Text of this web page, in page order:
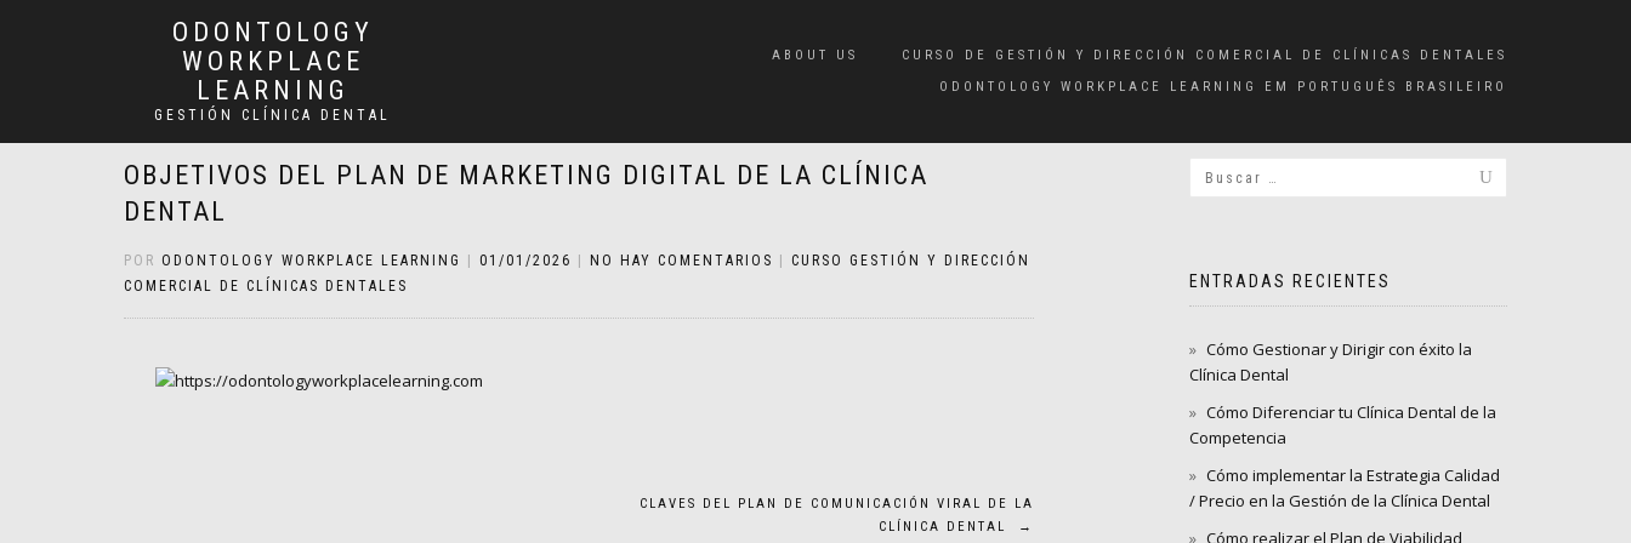
ODONTOLOGY
WORKPLACE
LEARNING
GESTIÓN CLÍNICA DENTAL
ABOUT US
CURSO DE GESTIÓN Y DIRECCIÓN COMERCIAL DE CLÍNICAS DENTALES
ODONTOLOGY WORKPLACE LEARNING EM PORTUGUÊS BRASILEIRO
OBJETIVOS DEL PLAN DE MARKETING DIGITAL DE LA CLÍNICA
DENTAL
POR ODONTOLOGY WORKPLACE LEARNING 01/01/2026 NO HAY COMENTARIOS
CURSO GESTIÓN Y DIRECCIÓN
COMERCIAL DE CLÍNICAS DENTALES
CLAVES DEL PLAN DE COMUNICACIÓN VIRAL DE LA
CLÍNICA DENTAL
→
ENTRADAS RECIENTES
Cómo Gestionar y Dirigir con éxito la
Clínica Dental
Cómo Diferenciar tu Clínica Dental de la
Competencia
Cómo implementar la Estrategia Calidad
/ Precio en la Gestión de la Clínica Dental
Cómo realizar el Plan de Viabilidad